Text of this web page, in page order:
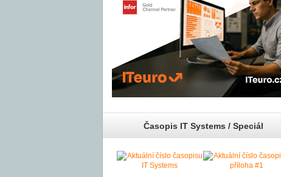
Časopis IT Systems / Speciál